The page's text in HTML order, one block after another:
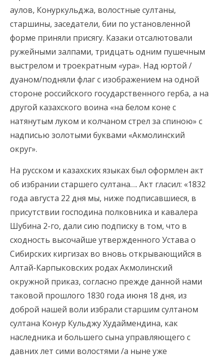
аулов, Конуркульджа, волостные султаны,
старшины, заседатели, бии по установленной
форме приняли присягу. Казаки отсалютовали
ружейными залпами, тридцать одним пушечным
выстрелом и троекратным «ура». Над юртой /
дуаном/подняли флаг с изображением на одной
стороне российского государственного герба, а на
другой казахского воина «на белом коне с
натянутым луком и колчаном стрел за спиною» с
надписью золотыми буквами «Акмолинский
округ».
На русском и казахских языках был оформлен акт
об избрании старшего султана…. Акт гласил: «1832
года августа 22 дня мы, ниже подписавшиеся, в
присутствии господина полковника и кавалера
Шубина 2-го, дали сию подписку в том, что в
сходность высочайше утвержденного Устава о
Сибирских киргизах во вновь открывающийся в
Алтай-Карпыковских родах Акмолинский
окружной приказ, согласно прежде данной нами
таковой прошлого 1830 года июня 18 дня, из
доброй нашей воли избрали старшим султаном
султана Конур Кульджу Худаймендина, как
наследника и большего сына управляющего с
давних лет сими волостями /а ныне уже